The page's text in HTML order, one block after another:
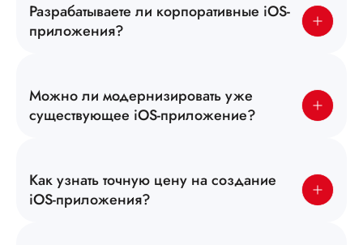
Разрабатываете ли корпоративные iOS-
приложения?
Можно ли модернизировать уже
существующее iOS-приложение?
Как узнать точную цену на создание
iOS-приложения?